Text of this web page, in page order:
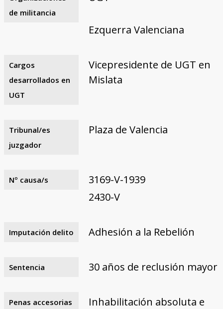
de militancia
Ezquerra Valenciana
Cargos
desarrollados en
UGT
Vicepresidente de UGT en
Mislata
Tribunal/es
juzgador
Plaza de Valencia
Nº causa/s
3169-V-1939
2430-V
Imputación delito Adhesión a la Rebelión
Sentencia 30 años de reclusión mayor
Penas accesorias
Inhabilitación absoluta e